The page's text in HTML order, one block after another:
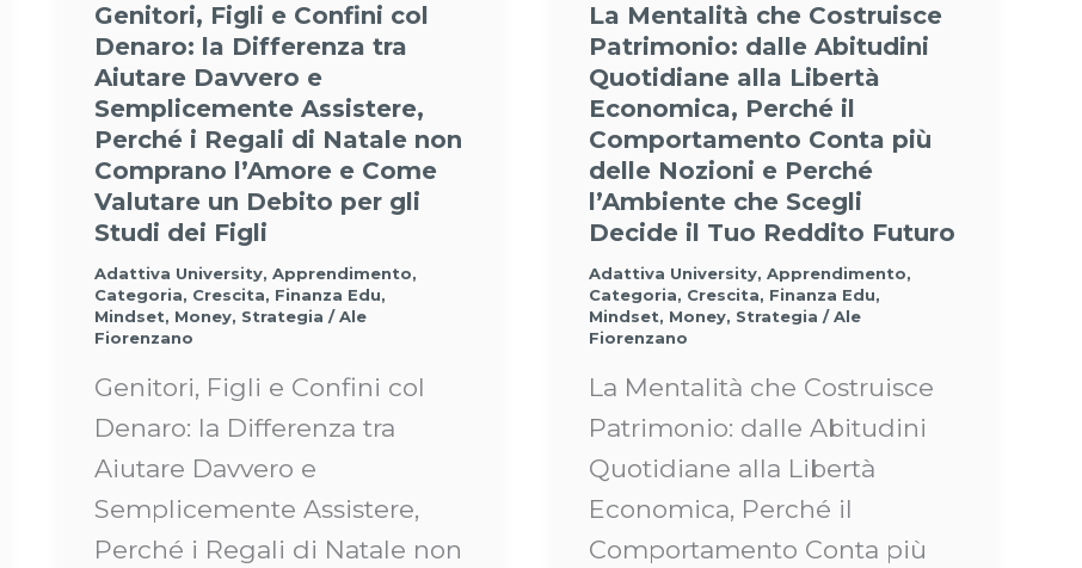
Genitori, Figli e Confini col
Denaro: la Differenza tra
Aiutare Davvero e
Semplicemente Assistere,
Perché i Regali di Natale non
Comprano l’Amore e Come
Valutare un Debito per gli
Studi dei Figli
Adattiva University,Apprendimento,
Categoria, Crescita, Finanza Edu,
Mindset, Money, Strategia /Ale
Fiorenzano
Genitori, Figli e Confini col
Denaro: la Differenza tra
Aiutare Davvero e
Semplicemente Assistere,
Perché i Regali di Natale non
La Mentalità che Costruisce
Patrimonio: dalle Abitudini
Quotidiane alla Libertà
Economica, Perché il
Comportamento Conta più
delle Nozioni e Perché
l’Ambiente che Scegli
Decide il Tuo Reddito Futuro
Adattiva University,Apprendimento,
Categoria, Crescita, Finanza Edu,
Mindset, Money, Strategia /Ale
Fiorenzano
La Mentalità che Costruisce
Patrimonio: dalle Abitudini
Quotidiane alla Libertà
Economica, Perché il
Comportamento Conta più